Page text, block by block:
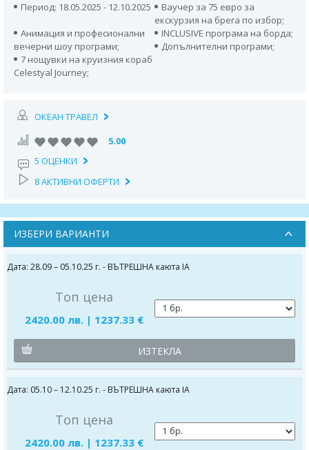
Период: 18.05.2025 - 12.10.2025
Ваучер за 75 евро за
екскурзия на брега по избор;
Анимация и професионални
вечерни шоу програми;
INCLUSIVE програма на борда;
Допълнителни програми;
7 нощувки на круизния кораб
Celestyal Journey;
ОКЕАН ТРАВЕЛ
5.00
5 ОЦЕНКИ
8 АКТИВНИ ОФЕРТИ
ИЗБЕРИ ВАРИАНТИ
Дата: 28.09 – 05.10.25 г. - ВЪТРЕШНА каюта IA
Топ цена
2420.00 лв. | 1237.33 €
ИЗТЕКЛА
Дата: 05.10 – 12.10.25 г. - ВЪТРЕШНА каюта IA
Топ цена
2420.00 лв. | 1237.33 €